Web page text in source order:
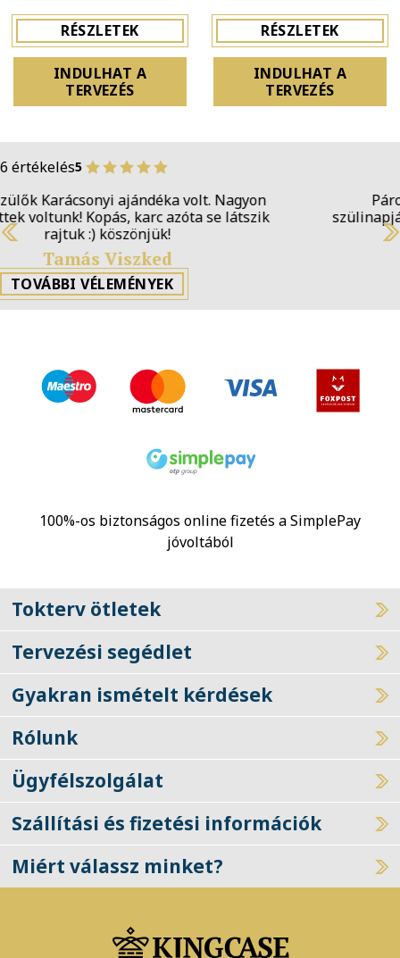
RÉSZLETEK
INDULHAT A
TERVEZÉS
RÉSZLETEK
INDULHAT A
TERVEZÉS
6 értékelés5
Páromnak csináltattam tokot a mocijáról
szülinapjára. Hamar elkészült, fantasztikus ajándék
lett, köszönjük!
Lilla Debreczeni
Previous
TOVÁBBI VÉLEMÉNYEK
100%-os biztonságos online fizetés a SimplePay
jóvoltából
Tokterv ötletek
Tervezési segédlet
Gyakran ismételt kérdések
Rólunk
Ügyfélszolgálat
Szállítási és fizetési információk
Miért válassz minket?